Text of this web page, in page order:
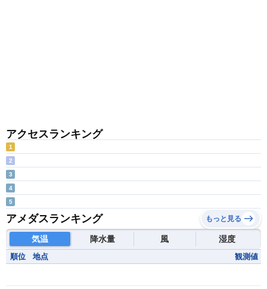
アクセスランキング
1
2
3
4
5
アメダスランキング もっと見る
気温 降水量 風 湿度
順位 地点 観測値